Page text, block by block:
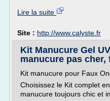
Lire la suite
Site : http://www.calyste.fr
Kit Manucure Gel
manucure pas cher,
Kit manucure pour Faux
Choisissez le Kit complet
manucure toujours chic et